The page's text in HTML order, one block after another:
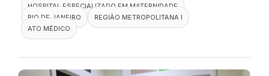
HOSPITAL ESPECIALIZADO EM MATERNIDADE
RIO DE JANEIRO
REGIÃO METROPOLITANA I
ATO MÉDICO